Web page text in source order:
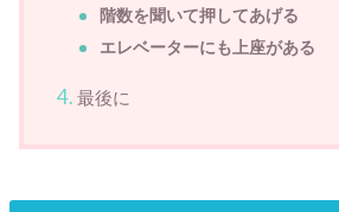
階数を聞いて押してあげる
エレベーターにも上座がある
最後に